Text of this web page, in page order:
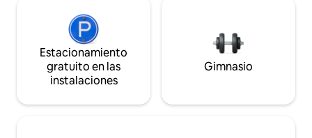
Estacionamiento
gratuito en las
instalaciones
Gimnasio